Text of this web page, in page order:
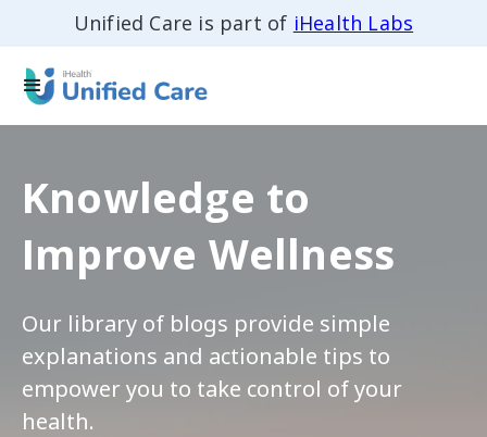
Unified Care is part of iHealth Labs
Knowledge to
Improve Wellness
Our library of blogs provide simple
explanations and actionable tips to
empower you to take control of your
health.